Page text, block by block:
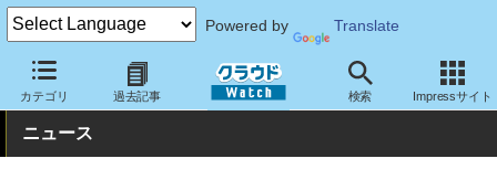
Powered by Translate
カテゴリ 過去記事 検索 Impressサイト
クラウド Watch トピック 協業・提携 国内
ニュース